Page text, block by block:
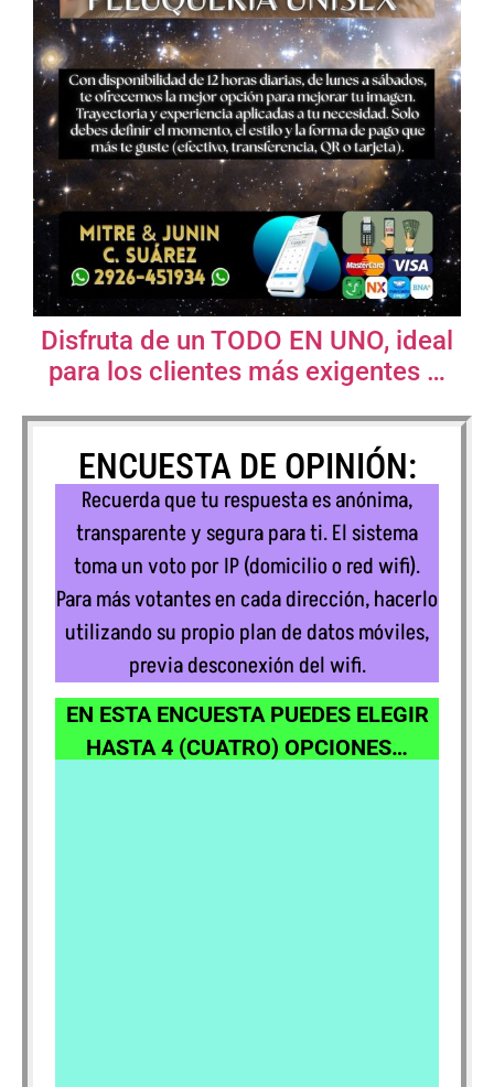
Disfruta de un TODO EN UNO, ideal
para los clientes más exigentes …
ENCUESTA DE OPINIÓN:
Recuerda que tu respuesta es anónima,
transparente y segura para ti. El sistema
toma un voto por IP (domicilio o red wifi).
Para más votantes en cada dirección, hacerlo
utilizando su propio plan de datos móviles,
previa desconexión del wifi.
EN ESTA ENCUESTA PUEDES ELEGIR
HASTA 4 (CUATRO) OPCIONES…